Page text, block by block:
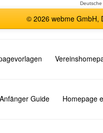
© 2026 webme GmbH,
Guide Homepage